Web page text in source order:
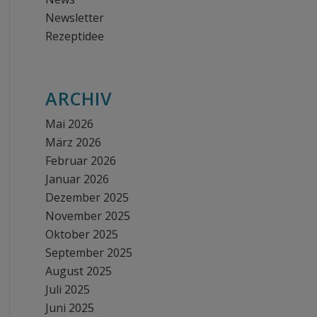
Newsletter
Rezeptidee
ARCHIV
Mai 2026
März 2026
Februar 2026
Januar 2026
Dezember 2025
November 2025
Oktober 2025
September 2025
August 2025
Juli 2025
Juni 2025